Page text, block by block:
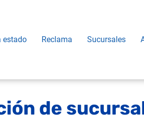
estado Reclama Sucursales
de